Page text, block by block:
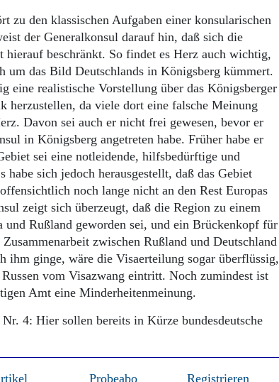
zu den klassischen Aufgaben einer konsularischen
der Generalkonsul darauf hin, daß sich die
hierauf beschränkt. So findet es Herz auch wichtig,
um das Bild Deutschlands in Königsberg kümmert.
eine realistische Vorstellung über das Königsberger
herzustellen, da viele dort eine falsche Meinung
Davon sei auch er nicht frei gewesen, bevor er
in Königsberg angetreten habe. Früher habe er
sei eine notleidende, hilfsbedürftige und
habe sich jedoch herausgestellt, daß das Gebiet
noch lange nicht an den Rest Europas
zeigt sich überzeugt, daß die Region zu einem
und Rußland geworden sei, und ein Brückenkopf für
zwischen Rußland und Deutschland
ihm ginge, wäre die Visaerteilung sogar überflüssig,
vom Visazwang eintritt. Noch zumindest ist
Amt eine Minderheitenmeinung.
4: Hier sollen bereits in Kürze bundesdeutsche
Probeabo
Registrieren